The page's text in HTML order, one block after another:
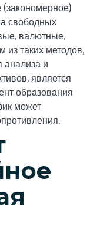
свободных
валютные,
таких методов,
анализа и
является
образования
может